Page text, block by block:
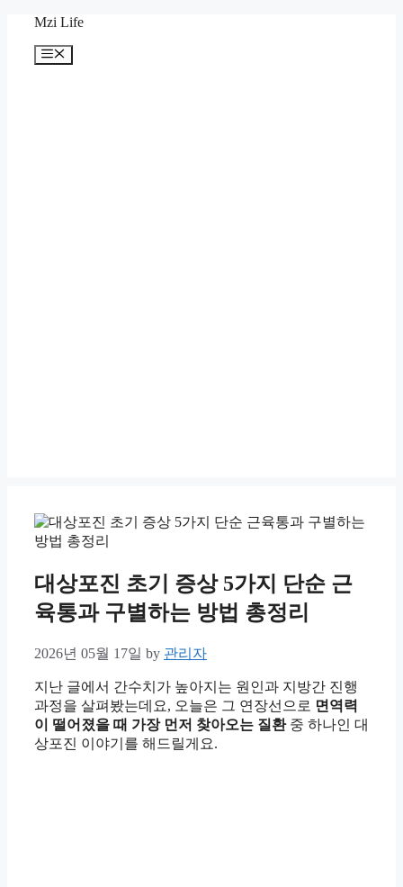
content
Mzi Life
Menu
대상포진 초기 증상 5가지 단순 근
육통과 구별하는 방법 총정리
2026년 05월 17일 by 관리자
지난 글에서 간수치가 높아지는 원인과 지방간 진행
과정을 살펴봤는데요, 오늘은 그 연장선으로 면역력
이 떨어졌을 때 가장 먼저 찾아오는 질환중 하나인 대
상포진 이야기를 해드릴게요.